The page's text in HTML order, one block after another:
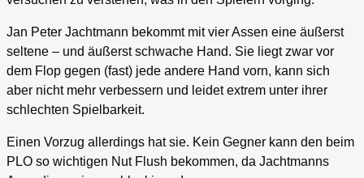
Jan Peter Jachtmann bekommt mit vier Assen eine äußerst
seltene – und äußerst schwache Hand. Sie liegt zwar vor
dem Flop gegen (fast) jede andere Hand vorn, kann sich
aber nicht mehr verbessern und leidet extrem unter ihrer
schlechten Spielbarkeit.
Einen Vorzug allerdings hat sie. Kein Gegner kann den beim
PLO so wichtigen Nut Flush bekommen, da Jachtmanns